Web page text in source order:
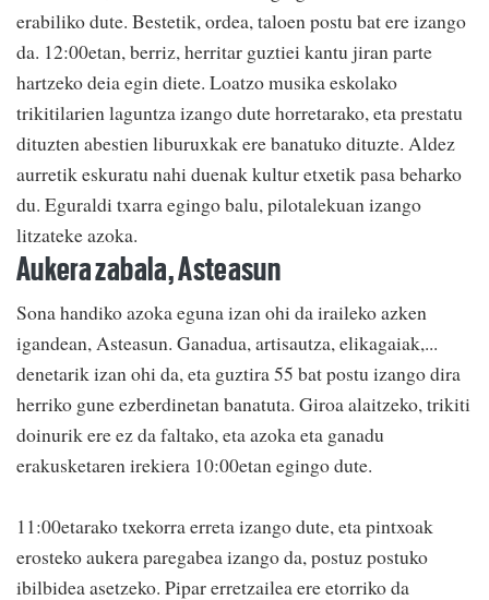
erabiliko dute. Bestetik, ordea, taloen postu bat ere izango
da. 12:00etan, berriz, herritar guztiei kantu jiran parte
hartzeko deia egin diete. Loatzo musika eskolako
trikitilarien laguntza izango dute horretarako, eta prestatu
dituzten abestien liburuxkak ere banatuko dituzte. Aldez
aurretik eskuratu nahi duenak kultur etxetik pasa beharko
du. Eguraldi txarra egingo balu, pilotalekuan izango
litzateke azoka.
Aukera zabala, Asteasun
Sona handiko azoka eguna izan ohi da iraileko azken
igandean, Asteasun. Ganadua, artisautza, elikagaiak,...
denetarik izan ohi da, eta guztira 55 bat postu izango dira
herriko gune ezberdinetan banatuta. Giroa alaitzeko, trikiti
doinurik ere ez da faltako, eta azoka eta ganadu
erakusketaren irekiera 10:00etan egingo dute.
11:00etarako txekorra erreta izango dute, eta pintxoak
erosteko aukera paregabea izango da, postuz postuko
ibilbidea asetzeko. Pipar erretzailea ere etorriko da